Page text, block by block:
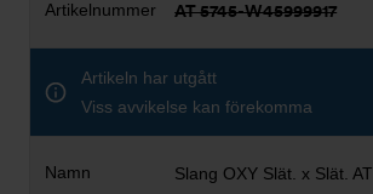
AT 5745-W45999917
Artikeln har utgått
Viss avvikelse kan förekomma
Slang OXY Slät. x Slät. AT